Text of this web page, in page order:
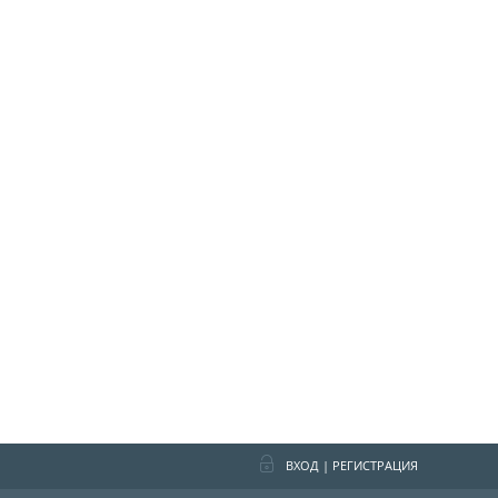
ВХОД | РЕГИСТРАЦИЯ